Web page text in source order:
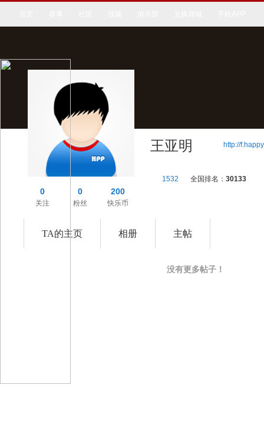
0
关注
0
粉丝
200
快乐币
王亚明 http://
1532 全国排名： 30133
TA的主页 相册 主帖
没有更多帖子！